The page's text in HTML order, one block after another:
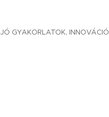
JÓ GYAKORLATOK, INNOVÁCIÓ